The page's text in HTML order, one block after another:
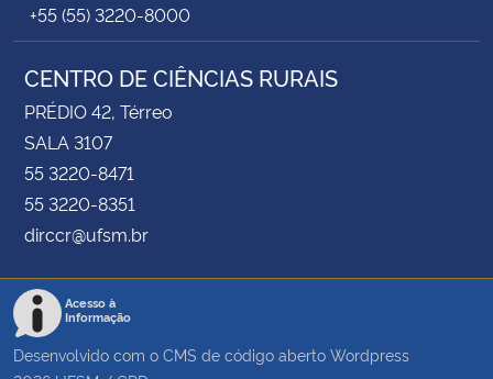
+55 (55) 3220-8000
CENTRO DE CIÊNCIAS RURAIS
PRÉDIO 42, Térreo
SALA 3107
55 3220-8471
55 3220-8351
dirccr@ufsm.br
Acesso à
Informação
Desenvolvido com o CMS de código aberto Wordpress